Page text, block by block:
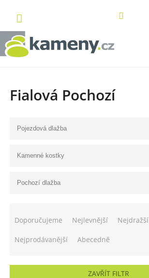
obsah
Fialová Pochozí
Pojezdová dlažba
Kamenné kostky
Pochozí dlažba
Doporučujeme Nejlevnější Nejdražší
Nejprodávanější Abecedně
ZAVŘÍT FILTR